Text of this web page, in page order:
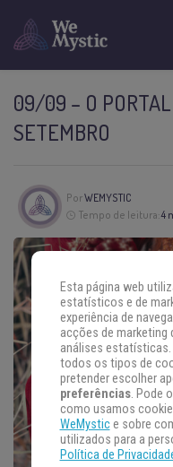
09/09 – O
SETEMBRO
PorWEMYSTIC
Tempo de leitura:4
Esta página web
estatísticos e de
experiência de
acções de marketing
análises
todos os tipos de
pretender escolher
preferências. Pode
como usamos
WeMystice sobre
utilizados para a
Política de